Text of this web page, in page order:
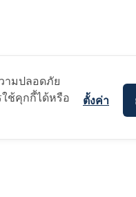
ามปลอดภัย
ใช้คุกกี้ได้หรือ
ตั้งค่า